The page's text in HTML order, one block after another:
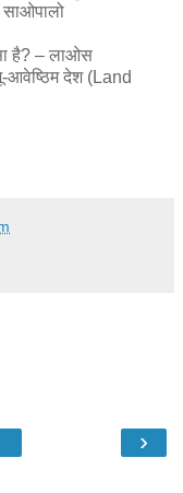
है? – लाओस
आवेष्ठिम देश (Land
›